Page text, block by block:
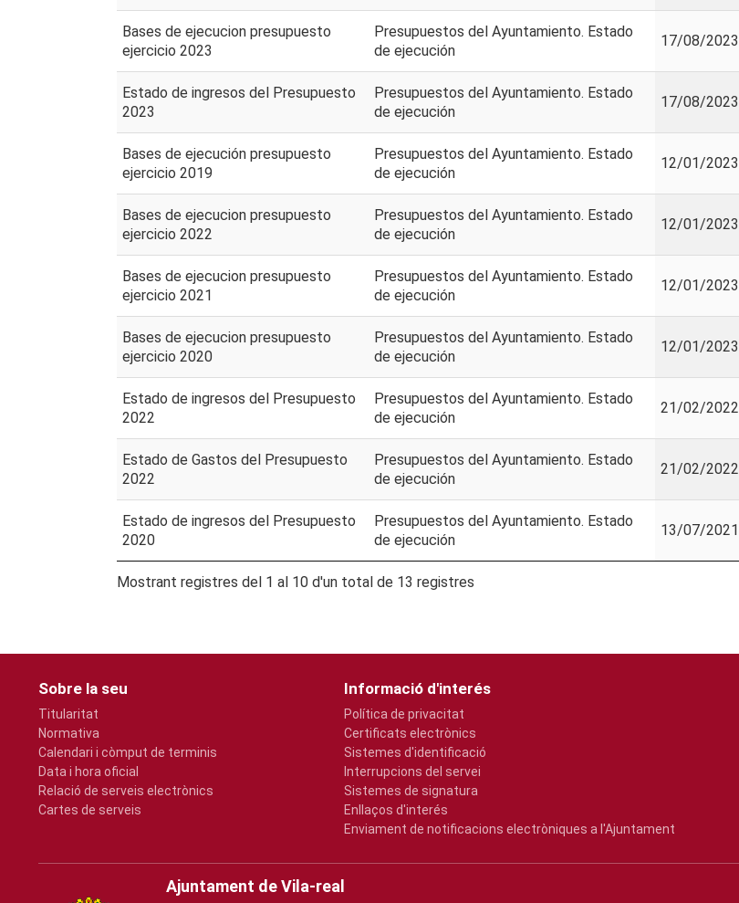
Bases de ejecucion presupuesto
ejercicio 2023
Presupuestos del Ayuntamiento. Estado
de ejecución
17/08/2023
Estado de ingresos del Presupuesto
2023
Presupuestos del Ayuntamiento. Estado
de ejecución
17/08/2023
Bases de ejecución presupuesto
ejercicio 2019
Presupuestos del Ayuntamiento. Estado
de ejecución
12/01/2023
Bases de ejecucion presupuesto
ejercicio 2022
Presupuestos del Ayuntamiento. Estado
de ejecución
12/01/2023
Bases de ejecucion presupuesto
ejercicio 2021
Presupuestos del Ayuntamiento. Estado
de ejecución
12/01/2023
Bases de ejecucion presupuesto
ejercicio 2020
Presupuestos del Ayuntamiento. Estado
de ejecución
12/01/2023
Estado de ingresos del Presupuesto
2022
Presupuestos del Ayuntamiento. Estado
de ejecución
21/02/2022
Estado de Gastos del Presupuesto
2022
Presupuestos del Ayuntamiento. Estado
de ejecución
21/02/2022
Estado de ingresos del Presupuesto
2020
Presupuestos del Ayuntamiento. Estado
de ejecución
13/07/2021
Mostrant registres del 1 al 10 d'un total de 13 registres
Sobre la seu
Titularitat
Normativa
Calendari i còmput de terminis
Data i hora oficial
Relació de serveis electrònics
Cartes de serveis
Informació d'interés
Política de privacitat
Certificats electrònics
Sistemes d'identificació
Interrupcions del servei
Sistemes de signatura
Enllaços d'interés
Enviament de notificacions electròniques a l'Ajuntament
Ajuntament de Vila-real